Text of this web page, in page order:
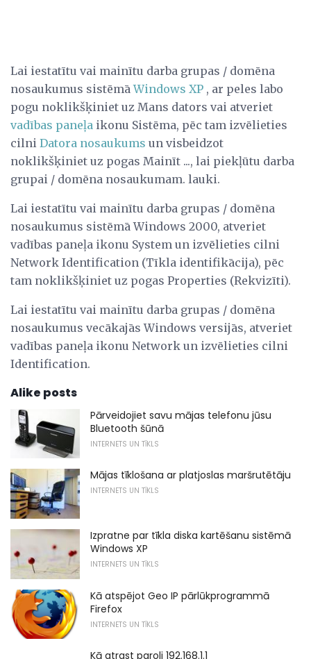
Lai iestatītu vai mainītu darba grupas / domēna
nosaukumus sistēmāWindows XP , ar peles labo
pogu noklikšķiniet uz Mans dators vai atveriet
vadības paneļa ikonu Sistēma, pēc tam izvēlieties
cilni Datora nosaukums un visbeidzot
noklikšķiniet uz pogas Mainīt ..., lai piekļūtu darba
grupai / domēna nosaukumam. lauki.
Lai iestatītu vai mainītu darba grupas / domēna
nosaukumus sistēmā Windows 2000, atveriet
vadības paneļa ikonu System un izvēlieties cilni
Network Identification (Tīkla identifikācija), pēc
tam noklikšķiniet uz pogas Properties (Rekvizīti).
Lai iestatītu vai mainītu darba grupas / domēna
nosaukumus vecākajās Windows versijās, atveriet
vadības paneļa ikonu Network un izvēlieties cilni
Identification.
Alike posts
Pārveidojiet savu mājas telefonu jūsu
Bluetooth šūnā
INTERNETS UN TĪKLS
Mājas tīklošana ar platjoslas maršrutētāju
INTERNETS UN TĪKLS
Izpratne par tīkla diska kartēšanu sistēmā
Windows XP
INTERNETS UN TĪKLS
Kā atspējot Geo IP pārlūkprogrammā
Firefox
INTERNETS UN TĪKLS
Kā atrast paroli 192.168.1.1